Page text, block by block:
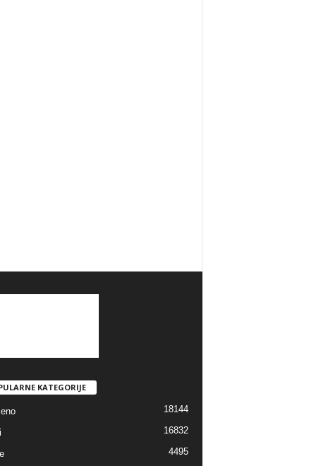
KATEGORIJE
18144
16832
4495